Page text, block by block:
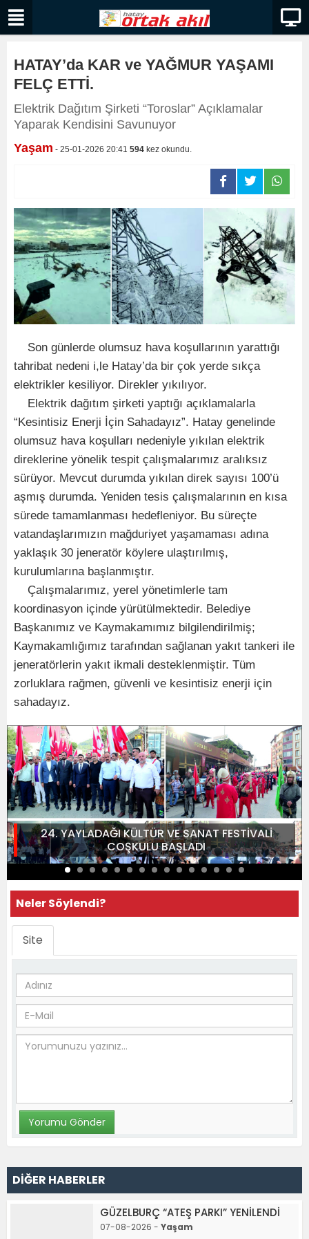
HATAY’da KAR ve YAĞMUR YAŞAMI
FELÇ ETTİ.
Elektrik Dağıtım Şirketi “Toroslar” Açıklamalar
Yaparak Kendisini Savunuyor
Yaşam - 25-01-2026 20:41 594 kez okundu.
Son günlerde olumsuz hava koşullarının yarattığı
tahribat nedeni i,le Hatay’da bir çok yerde sıkça
elektrikler kesiliyor. Direkler yıkılıyor.
Elektrik dağıtım şirketi yaptığı açıklamalarla
“Kesintisiz Enerji İçin Sahadayız”. Hatay genelinde
olumsuz hava koşulları nedeniyle yıkılan elektrik
direklerine yönelik tespit çalışmalarımız aralıksız
sürüyor. Mevcut durumda yıkılan direk sayısı 100’ü
aşmış durumda. Yeniden tesis çalışmalarının en kısa
sürede tamamlanması hedefleniyor. Bu süreçte
vatandaşlarımızın mağduriyet yaşamaması adına
yaklaşık 30 jeneratör köylere ulaştırılmış,
kurulumlarına başlanmıştır.
Çalışmalarımız, yerel yönetimlerle tam
koordinasyon içinde yürütülmektedir. Belediye
Başkanımız ve Kaymakamımız bilgilendirilmiş;
Kaymakamlığımız tarafından sağlanan yakıt tankeri ile
jeneratörlerin yakıt ikmali desteklenmiştir. Tüm
zorluklara rağmen, güvenli ve kesintisiz enerji için
sahadayız.
24. YAYLADAĞI KÜLTÜR VE SANAT FESTİVALİ
COŞKULU BAŞLADI
Neler Söylendi?
Site
DİĞER HABERLER
GÜZELBURÇ “ATEŞ PARKI” YENİLENDİ
07-08-2026 - Yaşam